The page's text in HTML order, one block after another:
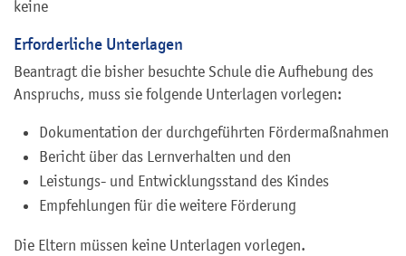
keine
Erforderliche Unterlagen
Beantragt die bisher besuchte Schule die Aufhebung des
Anspruchs, muss sie folgende Unterlagen vorlegen:
Dokumentation der durchgeführten Fördermaßnahmen
Bericht über das Lernverhalten und den
Leistungs- und Entwicklungsstand des Kindes
Empfehlungen für die weitere Förderung
Die Eltern müssen keine Unterlagen vorlegen.